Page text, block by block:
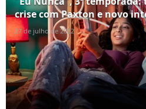
crise com Paxton e novo
27 de julho de 2022